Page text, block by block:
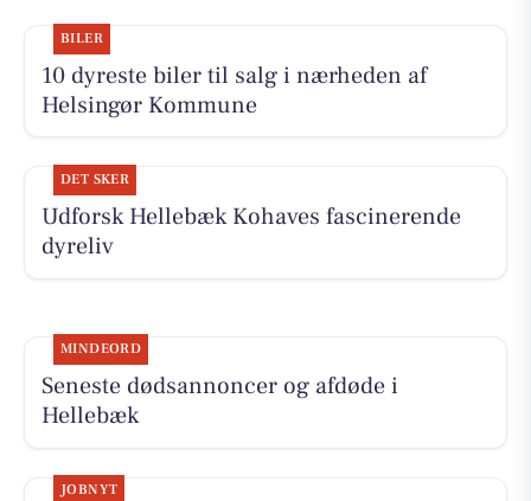
BILER
10 dyreste biler til salg i nærheden af
Helsingør Kommune
DET SKER
Udforsk Hellebæk Kohaves fascinerende
dyreliv
MINDEORD
Seneste dødsannoncer og afdøde i
Hellebæk
JOBNYT